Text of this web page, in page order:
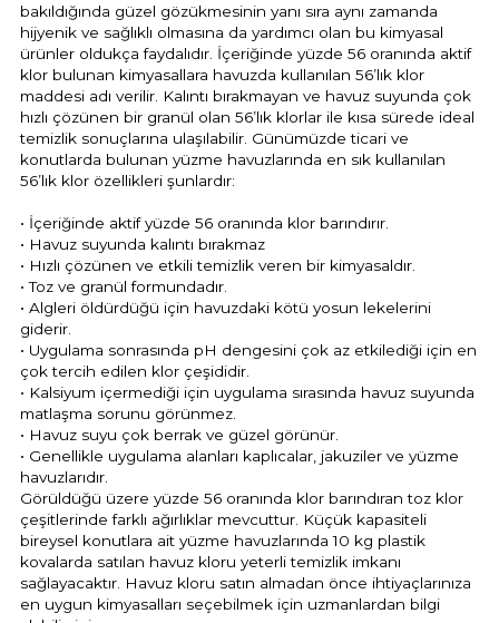
Süper Pool
Tuz
Temizleyici
Dezenfeksiyon
Havuz Güvenlik
Kapağı
Havuz Pompa
Havuz
Jakuzi Sauna
Kartuş Filtreler
Kuvars Cam
Olimpik Havuz
bakıldığında güzel gözükmesinin yanı sıra aynı zamanda
hijyenik ve sağlıklı olmasına da yardımcı olan bu kimyasal
ürünler oldukça faydalıdır. İçeriğinde yüzde 56 oranında aktif
klor bulunan kimyasallara havuzda kullanılan 56’lık klor
maddesi adı verilir. Kalıntı bırakmayan ve havuz suyunda çok
hızlı çözünen bir granül olan 56’lık klorlar ile kısa sürede ideal
temizlik sonuçlarına ulaşılabilir. Günümüzde ticari ve
konutlarda bulunan yüzme havuzlarında en sık kullanılan
56’lık klor özellikleri şunlardır:
• İçeriğinde aktif yüzde 56 oranında klor barındırır.
• Havuz suyunda kalıntı bırakmaz
• Hızlı çözünen ve etkili temizlik veren bir kimyasaldır.
• Toz ve granül formundadır.
• Algleri öldürdüğü için havuzdaki kötü yosun lekelerini
giderir.
• Uygulama sonrasında pH dengesini çok az etkilediği için en
çok tercih edilen klor çeşididir.
• Kalsiyum içermediği için uygulama sırasında havuz suyunda
matlaşma sorunu görünmez.
• Havuz suyu çok berrak ve güzel görünür.
• Genellikle uygulama alanları kaplıcalar, jakuziler ve yüzme
havuzlarıdır.
Görüldüğü üzere yüzde 56 oranında klor barındıran toz klor
çeşitlerinde farklı ağırlıklar mevcuttur. Küçük kapasiteli
bireysel konutlara ait yüzme havuzlarında 10 kg plastik
kovalarda satılan havuz kloru yeterli temizlik imkanı
sağlayacaktır. Havuz kloru satın almadan önce ihtiyaçlarınıza
en uygun kimyasalları seçebilmek için uzmanlardan bilgi